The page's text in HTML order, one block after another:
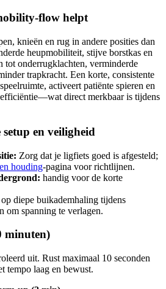
flow helpt
knieën en rug in andere posities dan
heupmobiliteit, stijve borstkas en
tot onderrugklachten, verminderde
trapkracht. Een korte, consistente
activeert patiënte spieren en
direct merkbaar is tijdens
en veiligheid
Zorg dat je ligfiets goed is afgesteld;
houding-pagina voor richtlijnen.
handig voor de korte
diepe buikademhaling tijdens
om spanning te verlagen.
minuten)
uit. Rust maximaal 10 seconden
tempo laag en bewust.